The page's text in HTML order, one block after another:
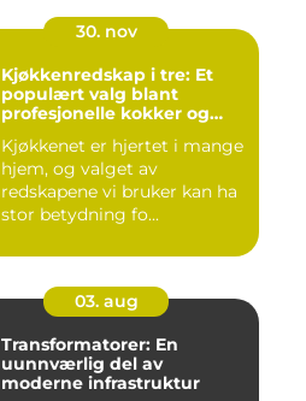
30. nov
Kjøkkenredskap i tre: Et
populært valg blant
profesjonelle kokker og
Kjøkkenet er hjertet i mange
hjem, og valget av
redskapene vi bruker kan ha
stor betydning fo...
03. aug
Transformatorer: En
uunnværlig del av
moderne infrastruktur